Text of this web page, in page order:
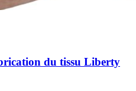
du tissu Liberty